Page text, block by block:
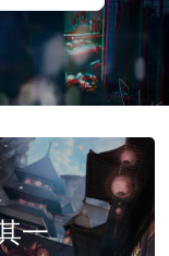
一